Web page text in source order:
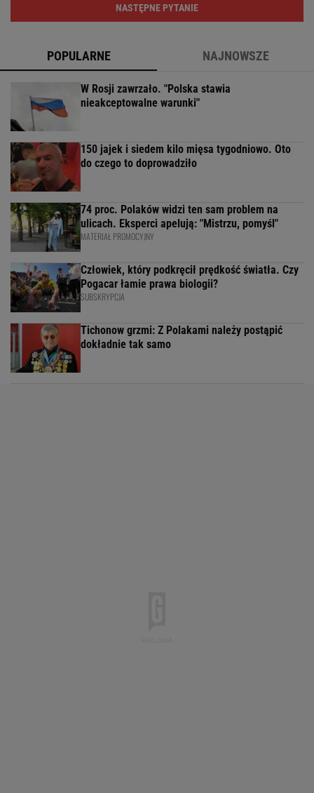
NASTĘPNE PYTANIE
POPULARNE NAJNOWSZE
W Rosji zawrzało. "Polska stawia
nieakceptowalne warunki"
150 jajek i siedem kilo mięsa tygodniowo. Oto
do czego to doprowadziło
74 proc. Polaków widzi ten sam problem na
ulicach. Eksperci apelują: "Mistrzu, pomyśl"
MATERIAŁ PROMOCYJNY
Człowiek, który podkręcił prędkość światła. Czy
Pogacar łamie prawa biologii?
SUBSKRYPCJA
Tichonow grzmi: Z Polakami należy postąpić
dokładnie tak samo